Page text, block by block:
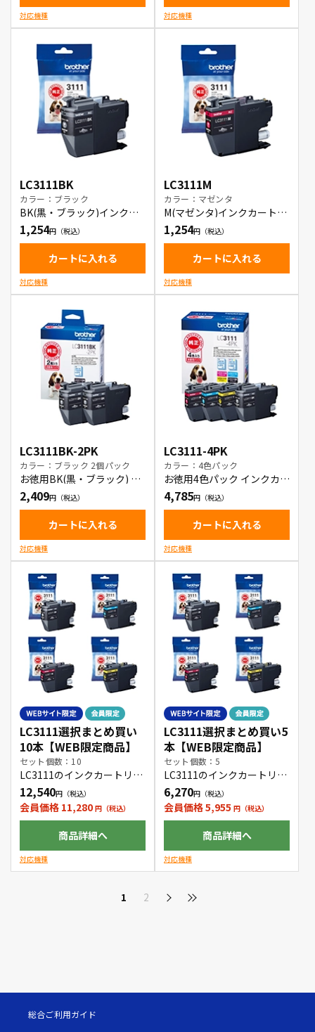
対応機種 対応機種
LC3111BK
カラー：ブラック
BK(黒・ブラック)インクカ
ートリッジ
1,254
カートに入れる
対応機種
LC3111M
カラー：マゼンタ
M(マゼンタ)インクカートリ
ッジ
1,254
カートに入れる
対応機種
LC3111BK-2PK
カラー：ブラック 2個パック
お徳用BK(黒・ブラック) 2
本パック インクカートリッ
ジ
2,409
カートに入れる
対応機種
LC3111-4PK
カラー：4色パック
お徳用4色パック インクカー
トリッジ
4,785
カートに入れる
対応機種
LC3111選択まとめ買い
10本【WEB限定商品】
セット個数：10
LC3111のインクカートリッ
ジをお好きな色の組み合わ
せで10本購入できます。
12,540
会員価格 11,280
商品詳細へ
対応機種
LC3111選択まとめ買い5
本【WEB限定商品】
セット個数：5
LC3111のインクカートリッ
ジをお好きな色の組み合わ
せで5本購入できます。
6,270
会員価格 5,955
商品詳細へ
対応機種
1 2
総合ご利用ガイド